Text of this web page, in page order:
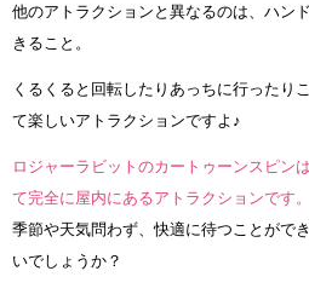
他のアトラクションと異なるのは、ハン
きること。
くるくると回転したりあっちに行ったり
て楽しいアトラクションですよ♪
ロジャーラビットのカートゥーンスピン
て完全に屋内にあるアトラクションです。
季節や天気問わず、快適に待つことがで
いでしょうか？